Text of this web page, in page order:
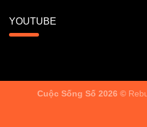
YOUTUBE
Cuộc Sống Số 2026 ©